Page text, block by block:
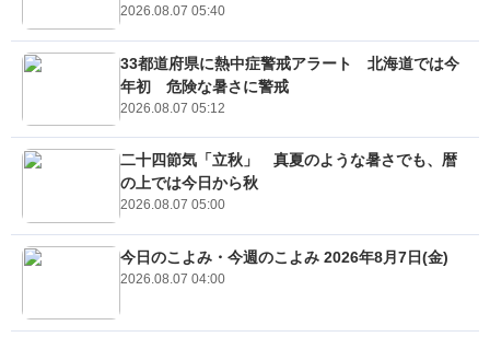
2026.08.07 05:40
33都道府県に熱中症警戒アラート 北海道では今
年初 危険な暑さに警戒
2026.08.07 05:12
二十四節気「立秋」 真夏のような暑さでも、暦
の上では今日から秋
2026.08.07 05:00
今日のこよみ・今週のこよみ 2026年8月7日(金)
2026.08.07 04:00